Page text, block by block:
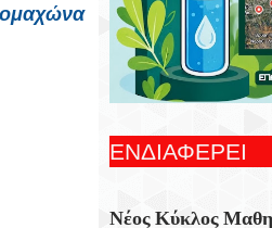
Ξεκίνησε Η Ετήσια
Του Epaithros+ Για
Υπαίθρου Στην
«Αυτοσχεδιασμοί»
Αλεξάκη Και Τον
ΕΝΔΙΑΦΕΡΕΙ
Νέος Κύκλος